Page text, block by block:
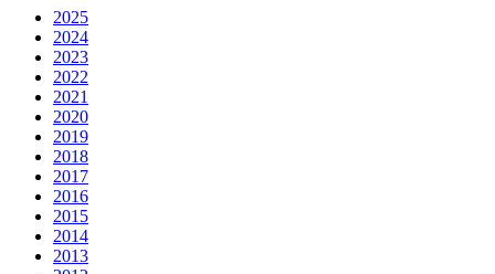
2025
2024
2023
2022
2021
2020
2019
2018
2017
2016
2015
2014
2013